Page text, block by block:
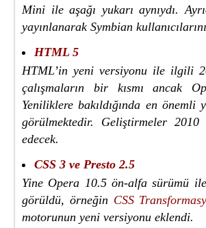
Mini ile aşağı yukarı aynıydı.
yayınlanarak Symbian
HTML 5
HTML’in yeni versiyonu ile ilgili
çalışmaların bir kısmı ancak
Yeniliklere bakıldığında en
görülmektedir. Geliştirmeler
edecek.
CSS 3 ve Presto 2.5
Yine Opera 10.5 ön-alfa sürümü
görüldü, örneğin CSS
motorunun yeni versiyonu eklendi.